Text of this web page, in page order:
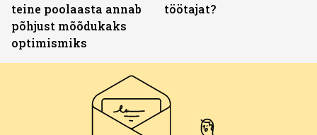
teine poolaasta annab
põhjust mõõdukaks
optimismiks
töötajat?